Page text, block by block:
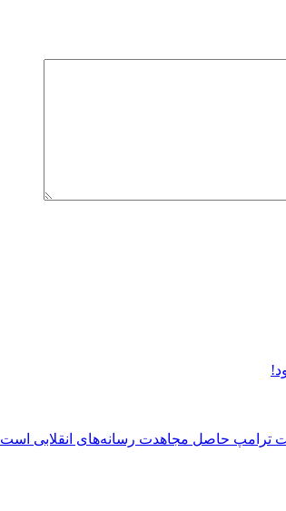
ترامپ حاصل مجاهدت رسانه‌های انقلابی است